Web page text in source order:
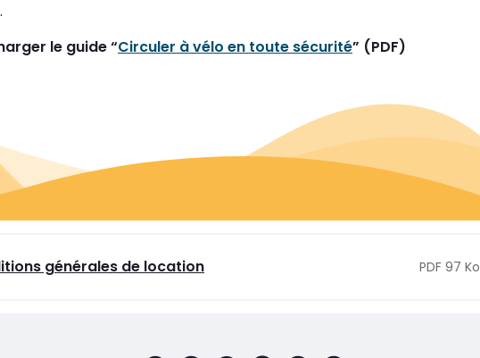
le guide “Circuler à vélo en toute sécurité” (PDF)
générales de location PDF 97 Ko